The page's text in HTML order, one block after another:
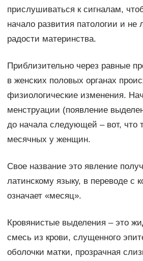
прислушиваться к сигналам,
начало развития патологии и не
радости материнства.
Приблизительно через равные
в женских половых органах
физиологические изменения.
менструации (появление
до начала следующей – вот, что
месячных у женщин.
Свое название это явление
латинскому языку, в переводе с
означает «месяц».
Кровянистые выделения – это
смесь из крови, слущенного
оболочки матки, прозрачная